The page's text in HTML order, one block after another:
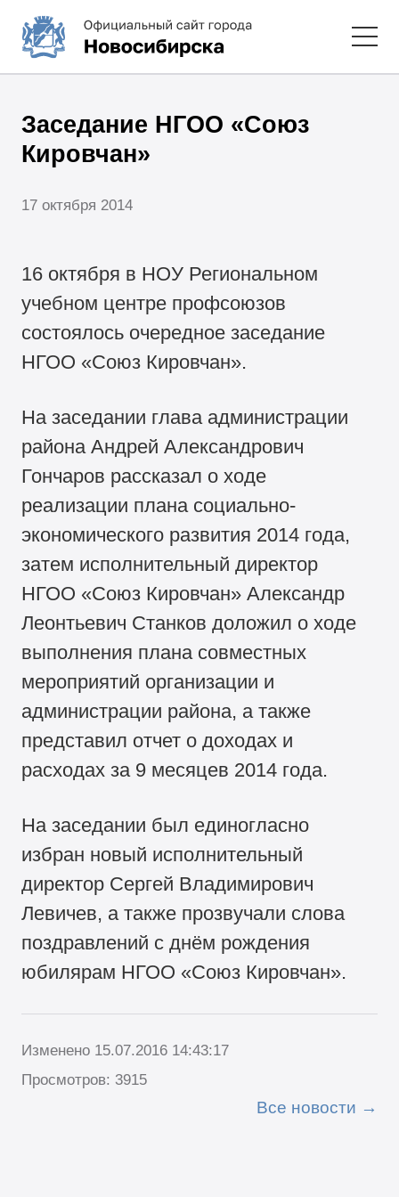
Заседание НГОО «Союз
Кировчан»
17 октября 2014
16 октября в НОУ Региональном
учебном центре профсоюзов
состоялось очередное заседание
НГОО «Союз Кировчан».
На заседании глава администрации
района Андрей Александрович
Гончаров рассказал о ходе
реализации плана социально-
экономического развития 2014 года,
затем исполнительный директор
НГОО «Союз Кировчан» Александр
Леонтьевич Станков доложил о ходе
выполнения плана совместных
мероприятий организации и
администрации района, а также
представил отчет о доходах и
расходах за 9 месяцев 2014 года.
На заседании был единогласно
избран новый исполнительный
директор Сергей Владимирович
Левичев, а также прозвучали слова
поздравлений с днём рождения
юбилярам НГОО «Союз Кировчан».
Изменено 15.07.2016 14:43:17
Просмотров: 3915
Все новости